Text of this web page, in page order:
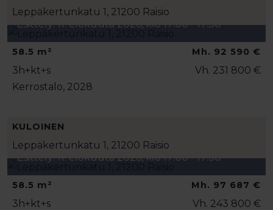
Leppäkertunkatu 1, 21200 Raisio
Esittely: 11. elokuuta 2026, klo 17:00 - 17:30
58.5 m²
3h+kt+s
Kerrostalo, 2028
Mh. 92 590 €
Vh. 231 800 €
KULOINEN
Leppäkertunkatu 1, 21200 Raisio
Esittely: 11. elokuuta 2026, klo 17:00 - 17:30
58.5 m²
3h+kt+s
Mh. 97 687 €
Vh. 243 800 €